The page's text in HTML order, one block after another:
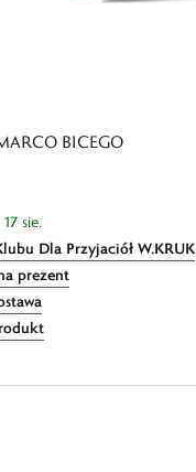
BICEGO
sie.
Dla Przyjaciół W.KRUK
prezent